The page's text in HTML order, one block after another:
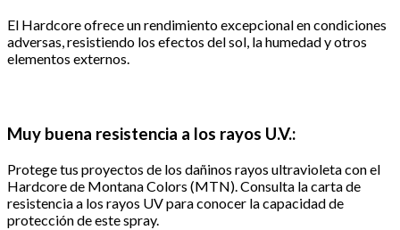
El Hardcore ofrece un rendimiento excepcional en condiciones
adversas, resistiendo los efectos del sol, la humedad y otros
elementos externos.
Muy buena resistencia a los rayos U.V.:
Protege tus proyectos de los dañinos rayos ultravioleta con el
Hardcore de Montana Colors (MTN). Consulta la carta de
resistencia a los rayos UV para conocer la capacidad de
protección de este spray.